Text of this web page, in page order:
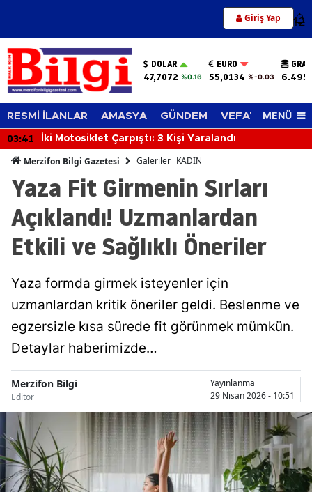
Giriş Yap 12
DOLAR
47,7072 %0.16
EURO
55,0134 %-0.03
RESMİ İLANLAR AMASYA GÜNDEM VEFAT EDENLER
MENÜ
03:41 İki Motosiklet Çarpıştı: 3 Kişi Yaralandı
Merzifon Bilgi Gazetesi Galeriler KADIN
Yaza Fit Girmenin Sırları
Açıklandı! Uzmanlardan
Etkili ve Sağlıklı Öneriler
Yaza formda girmek isteyenler için
uzmanlardan kritik öneriler geldi. Beslenme ve
egzersizle kısa sürede fit görünmek mümkün.
Detaylar haberimizde…
Merzifon Bilgi
Editör
Yayınlanma
29 Nisan 2026 - 10:51